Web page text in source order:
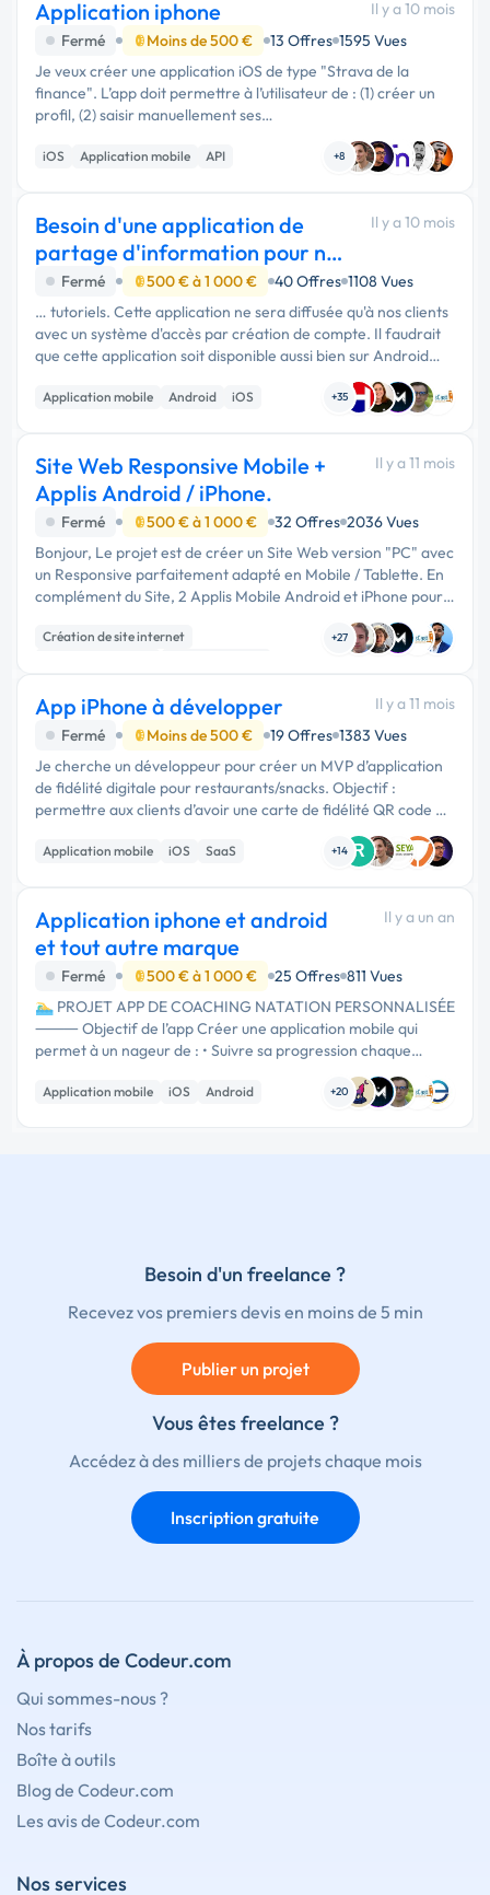
Application iphone
Il y a 10 mois
Fermé
Moins de 500 € 13 Offres 1595 Vues
Je veux créer une application iOS de type "Strava de la
finance". L’app doit permettre à l’utilisateur de : (1) créer un
profil, (2) saisir manuellement ses
comptes/placements/crypto pour avoir un suivi de son
patrimoine et de ses objectifs, (3) a...
iOS Application mobile API +8
Besoin d'une application de
partage d'information pour nos
clients.
Il y a 10 mois
Fermé 500 € à 1 000 € 40 Offres 1108 Vues
… tutoriels. Cette application ne sera diffusée qu'à nos clients
avec un système d'accès par création de compte. Il faudrait
que cette application soit disponible aussi bien sur Android
Application mobile Android iOS +35
Site Web Responsive Mobile +
Applis Android / iPhone.
Il y a 11 mois
Fermé 500 € à 1 000 € 32 Offres 2036 Vues
Bonjour, Le projet est de créer un Site Web version "PC" avec
un Responsive parfaitement adapté en Mobile / Tablette. En
complément du Site, 2 Applis Mobile Android et iPhone pour
proposer un Package complet. Base de données pour gérer
…Création de site internet
+27
App iPhone à développer
Il y a 11 mois
Fermé
Moins de 500 € 19 Offres 1383 Vues
Je cherche un développeur pour créer un MVP d’application
de fidélité digitale pour restaurants/snacks. Objectif :
permettre aux clients d’avoir une carte de fidélité QR code et
aux commerçants de gérer leurs points/récompenses via une
interface ...
Application mobile iOS SaaS +14 R
Application iphone et android
et tout autre marque
Il y a un an
Fermé 500 € à 1 000 € 25 Offres 811 Vues
🏊‍♂️ PROJET APP DE COACHING NATATION PERSONNALISÉE
⸻ Objectif de l’app Créer une application mobile qui
permet à un nageur de : • Suivre sa progression chaque
niveau, ses objectifs, et s...
Application mobile iOS Android +20
Besoin d'un freelance ?
Recevez vos premiers devis en moins de 5 min
Publier un projet
Vous êtes freelance ?
Accédez à des milliers de projets chaque mois
Inscription gratuite
À propos de Codeur.com
Qui sommes-nous ?
Nos tarifs
Boîte à outils
Blog de Codeur.com
Les avis de Codeur.com
Nos services